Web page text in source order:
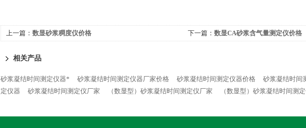
上一篇： 数显砂浆稠度仪价格 下一篇： 数显CA砂浆含气量测定仪价格
相关产品
砂浆凝结时间测定仪器* 砂浆凝结时间测定仪器厂家价格 砂浆凝结时间测定仪器价格 砂浆凝结时间
定仪器
砂浆凝结时间测定仪厂家 （数显型）砂浆凝结时间测定仪厂家 （数显型）砂浆凝结时间测